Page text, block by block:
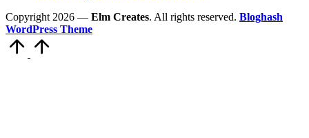
Copyright 2026 — Elm Creates. All rights reserved. Bloghash
WordPress Theme